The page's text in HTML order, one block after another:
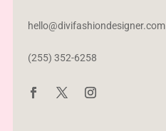
hello@divifashiondesigner.com
(255) 352-6258